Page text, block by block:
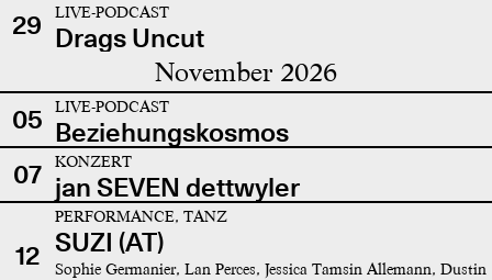
29
LIVE-PODCAST
Drags Uncut
November 2026
05 LIVE-PODCAST
Beziehungskosmos
07
KONZERT
jan SEVEN dettwyler
12
PERFORMANCE, TANZ
SUZI (AT)
Sophie Germanier, Lan Perces, Jessica Tamsin Allemann, Dustin